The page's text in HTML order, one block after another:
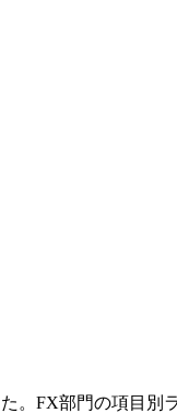
。FX部門の項目別